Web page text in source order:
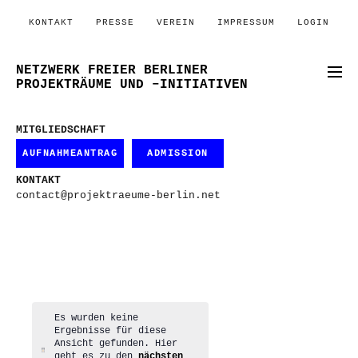
KONTAKT PRESSE VEREIN IMPRESSUM LOGIN
NETZWERK FREIER BERLINER
PROJEKTRÄUME UND –INITIATIVEN
MITGLIEDSCHAFT
AUFNAHMEANTRAG ADMISSION
KONTAKT
contact@projektraeume-berlin.net
Hinweis
Es wurden keine
Ergebnisse für diese
Ansicht gefunden. Hier